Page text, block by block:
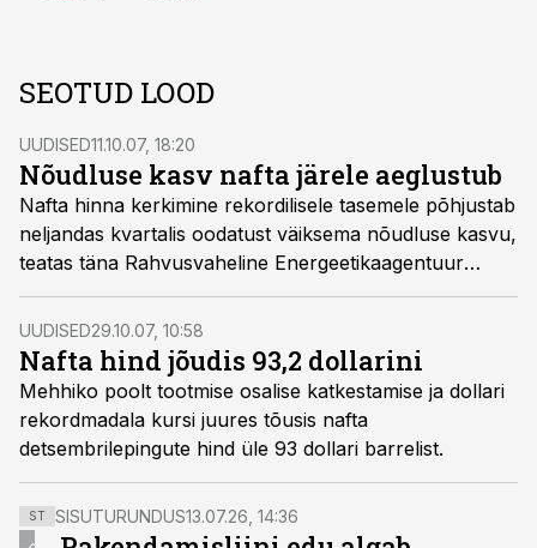
SEOTUD LOOD
UUDISED11.10.07, 18:20
Nõudluse kasv nafta järele aeglustub
Nafta hinna kerkimine rekordilisele tasemele põhjustab
neljandas kvartalis oodatust väiksema nõudluse kasvu,
teatas täna Rahvusvaheline Energeetikaagentuur
(IEA).
UUDISED29.10.07, 10:58
Nafta hind jõudis 93,2 dollarini
Mehhiko poolt tootmise osalise katkestamise ja dollari
rekordmadala kursi juures tõusis nafta
detsembrilepingute hind üle 93 dollari barrelist.
ST SISUTURUNDUS13.07.26, 14:36